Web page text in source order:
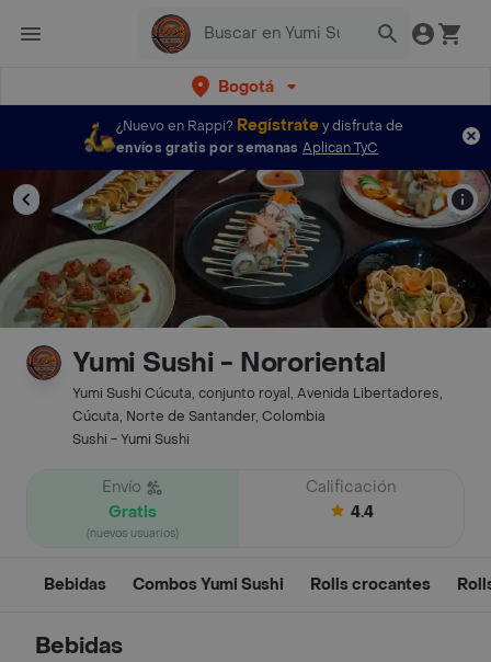
Bogotá
¿Nuevo en Rappi? Regístratey disfruta de
envíos gratis por semanas Aplican TyC
Yumi Sushi - Nororiental
Yumi Sushi Cúcuta, conjunto royal, Avenida Libertadores,
Cúcuta, Norte de Santander, Colombia
Sushi - Yumi Sushi
Envío
Gratis
(nuevos usuarios)
Calificación
4.4
Bebidas Combos Yumi Sushi Rolls crocantes
Bebidas